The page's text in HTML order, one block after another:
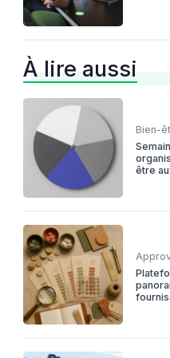
À lire aussi
Bien-
être